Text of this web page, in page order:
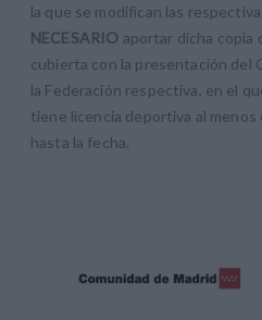
la que se modifican las
NECESARIO aportar dicha copia
cubierta con la presentación del
la Federación respectiva, en el
tiene licencia deportiva al
hasta la fecha.